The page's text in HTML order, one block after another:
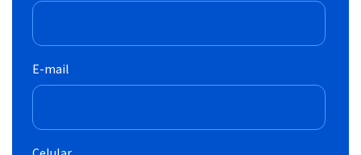
E-mail